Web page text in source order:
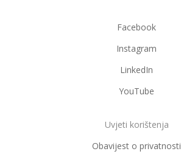
Facebook
Instagram
LinkedIn
YouTube
Uvjeti korištenja
Obavijest o privatnosti